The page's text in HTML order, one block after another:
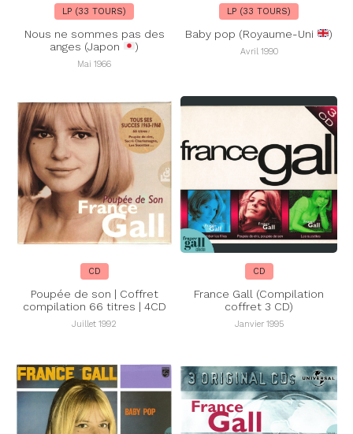
LP (33 TOURS)
Nous ne sommes pas des
anges (Japon
)
Mai 1966
LP (33 TOURS)
Baby pop (Royaume-Uni )
Avril 1990
CD
Poupée de son | Coffret
compilation 66 titres | 4CD
Juillet 1992
CD
France Gall (Compilation
coffret 3 CD)
Janvier 1995